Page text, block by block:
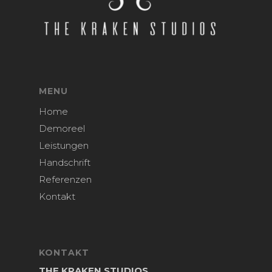
MENU
Home
Demoreel
Leistungen
Handschrift
Referenzen
Kontakt
KONTAKT